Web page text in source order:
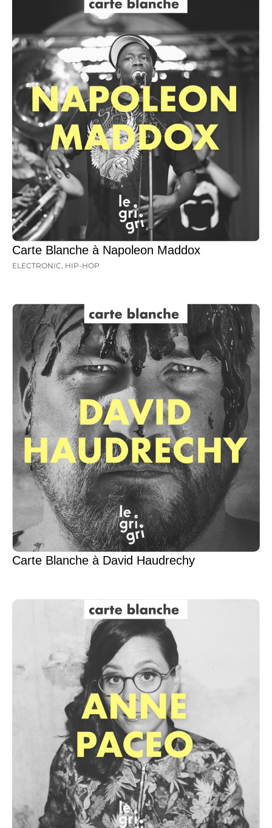
Carte Blanche à Napoleon Maddox
ELECTRONIC, HIP-HOP
Carte Blanche à David Haudrechy